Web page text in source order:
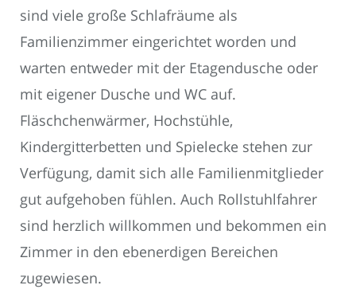
sind viele große Schlafräume als
Familienzimmer eingerichtet worden und
warten entweder mit der Etagendusche oder
mit eigener Dusche und WC auf.
Fläschchenwärmer, Hochstühle,
Kindergitterbetten und Spielecke stehen zur
Verfügung, damit sich alle Familienmitglieder
gut aufgehoben fühlen. Auch Rollstuhlfahrer
sind herzlich willkommen und bekommen ein
Zimmer in den ebenerdigen Bereichen
zugewiesen.